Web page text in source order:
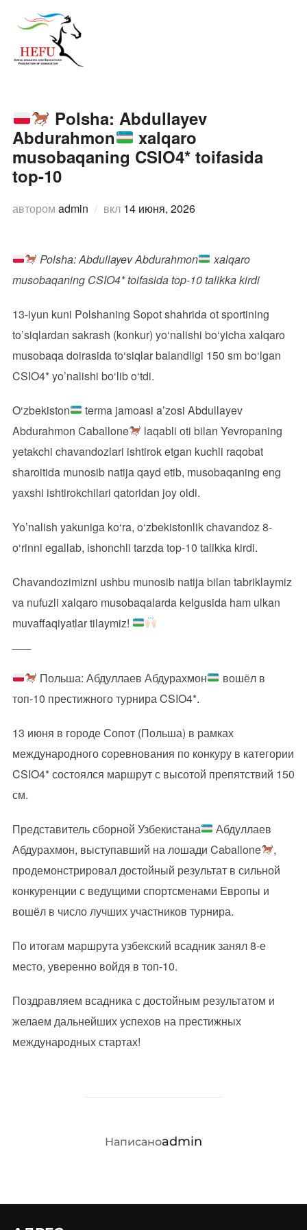
содержимому
Polsha: Abdullayev
Abdurahmon
xalqaro
musobaqaning CSIO4* toifasida
top-10
автором admin вкл Опубликовано
14 июня, 2026
Polsha: Abdullayev Abdurahmon
xalqaro
musobaqaning CSIO4* toifasida top-10 talikka kirdi
13-iyun kuni Polshaning Sopot shahrida ot sportining
to’siqlardan sakrash (konkur) yo‘nalishi bo‘yicha xalqaro
musobaqa doirasida to‘siqlar balandligi 150 sm bo‘lgan
CSIO4* yo’nalishi bo‘lib o‘tdi.
O‘zbekiston
terma jamoasi a’zosi Abdullayev
Abdurahmon Caballone
laqabli oti bilan Yevropaning
yetakchi chavandozlari ishtirok etgan kuchli raqobat
sharoitida munosib natija qayd etib, musobaqaning eng
yaxshi ishtirokchilari qatoridan joy oldi.
Yo’nalish yakuniga ko‘ra, o‘zbekistonlik chavandoz 8-
o‘rinni egallab, ishonchli tarzda top-10 talikka kirdi.
Chavandozimizni ushbu munosib natija bilan tabriklaymiz
va nufuzli xalqaro musobaqalarda kelgusida ham ulkan
muvaffaqiyatlar tilaymiz!
Польша: Абдуллаев Абдурахмон
вошёл в
топ-10 престижного турнира CSIO4*.
13 июня в городе Сопот (Польша) в рамках
международного соревнования по конкуру в категории
CSIO4* состоялся маршрут с высотой препятствий 150
см.
Представитель сборной Узбекистана
Абдуллаев
Абдурахмон, выступавший на лошади Caballone
,
продемонстрировал достойный результат в сильной
конкуренции с ведущими спортсменами Европы и
вошёл в число лучших участников турнира.
По итогам маршрута узбекский всадник занял 8-е
место, уверенно войдя в топ-10.
Поздравляем всадника с достойным результатом и
желаем дальнейших успехов на престижных
международных стартах!
АВТОР ЗАПИСИ
Написаноadmin